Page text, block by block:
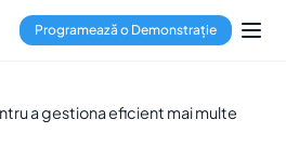
Programează o Demonstrație
a gestiona eficient mai multe